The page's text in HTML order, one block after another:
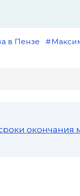
в Пензе
окончания